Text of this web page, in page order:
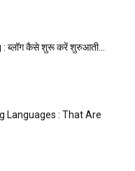
ब्लॉग कैसे शुरू करें शुरुआती...
Languages : That Are